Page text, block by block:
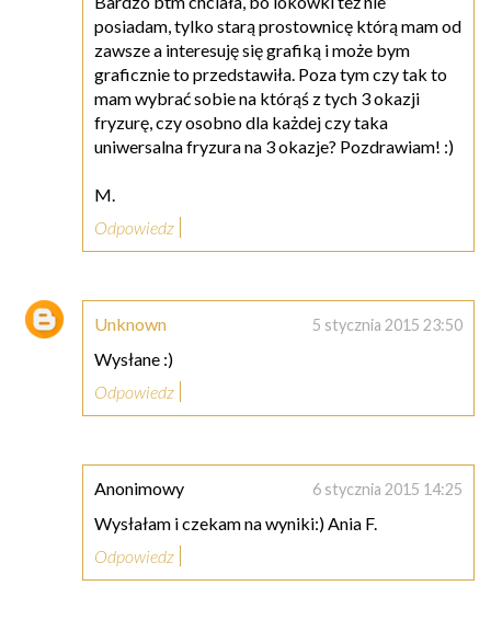
posiadam, tylko starą prostownicę którą mam od
zawsze a interesuję się grafiką i może bym
graficznie to przedstawiła. Poza tym czy tak to
mam wybrać sobie na którąś z tych 3 okazji
fryzurę, czy osobno dla każdej czy taka
uniwersalna fryzura na 3 okazje? Pozdrawiam! :)
M.
Odpowiedz
Unknown 5 stycznia 2015 23:50
Wysłane :)
Odpowiedz
Anonimowy 6 stycznia 2015 14:25
Wysłałam i czekam na wyniki:) Ania F.
Odpowiedz